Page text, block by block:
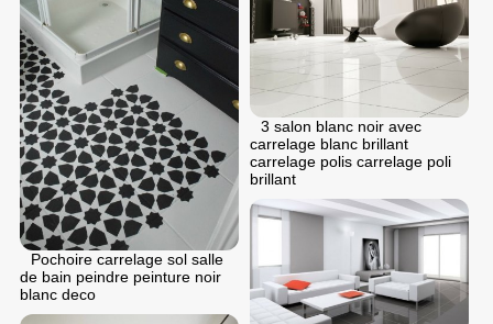
Pochoire carrelage sol salle
de bain peindre peinture noir
blanc deco
3 salon blanc noir avec
carrelage blanc brillant
carrelage polis carrelage poli
brillant